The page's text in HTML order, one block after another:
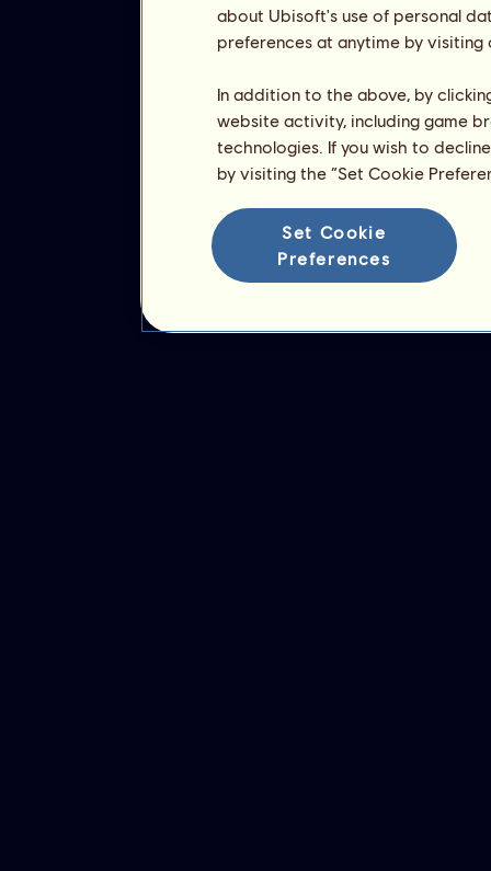
about Ubisoft's use of personal
preferences at anytime by
In addition to the above, by
website activity, including game
technologies. If you wish to
by visiting the “Set Cookie
Set Cookie
Preferences